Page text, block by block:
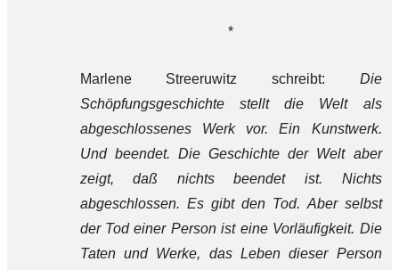
*
Marlene Streeruwitz schreibt: Die
Schöpfungsgeschichte stellt die Welt als
abgeschlossenes Werk vor. Ein Kunstwerk.
Und beendet. Die Geschichte der Welt aber
zeigt, daß nichts beendet ist. Nichts
abgeschlossen. Es gibt den Tod. Aber selbst
der Tod einer Person ist eine Vorläufigkeit. Die
Taten und Werke, das Leben dieser Person